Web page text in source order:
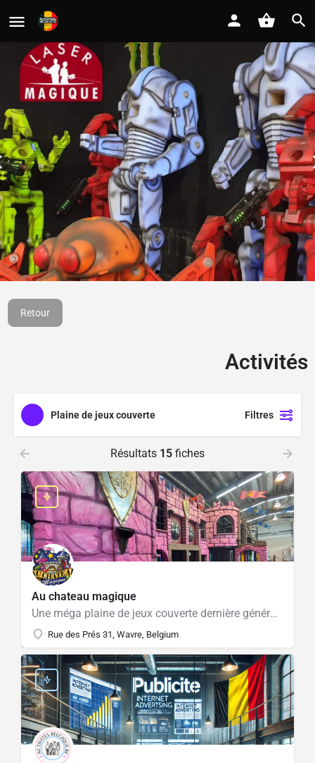
1100M² d'espace de
jeux aménagé
Retour
Activités
Plaine de jeux couverte Filtres
Résultats 15 fiches
Au chateau magique
Une méga plaine de jeux couverte dernière génération !
Rue des Prés 31, Wavre, Belgium